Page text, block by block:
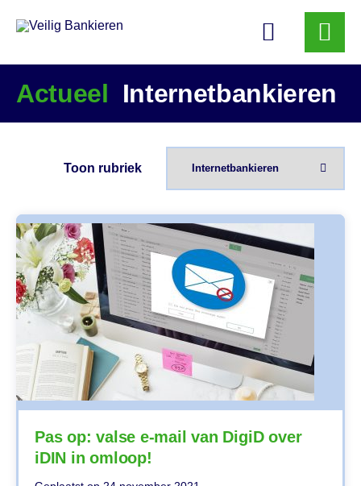
Veilig
Bankieren
Actueel Internetbankieren
Toon rubriek
Pas op: valse e-mail van DigiD over
iDIN in omloop!